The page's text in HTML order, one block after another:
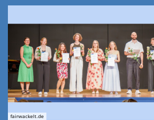
fairwackelt.de